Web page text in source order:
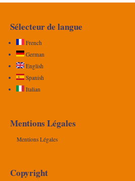
Sélecteur de langue
French
German
English
Spanish
Italian
Mentions Légales
Mentions Légales
Copyright